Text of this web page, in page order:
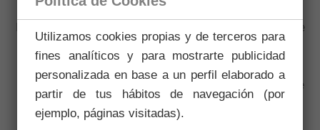
Damos respuesta a las preguntas más frecuentes que
nos hacéis llegar para que tengáis una respuesta
inmediata a las mismas. Puedes utilizar el buscador
para localizar aquella información que necesites entre
Utilizamos cookies propias y de terceros para
fines analíticos y para mostrarte publicidad
personalizada en base a un perfil elaborado a
partir de tus hábitos de navegación (por
ejemplo, páginas visitadas).